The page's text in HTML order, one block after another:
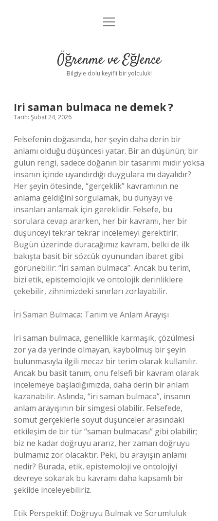
Anasayfa
Yasal Uyarı
menüyü
Öğrenme ve Eğlence
Bilgiyle dolu keyifli bir yolculuk!
Iri saman bulmaca ne demek ?
Tarih: Şubat 24, 2026
Felsefenin doğasında, her şeyin daha derin bir
anlamı olduğu düşüncesi yatar. Bir an düşünün; bir
gülün rengi, sadece doğanın bir tasarımı mıdır yoksa
insanın içinde uyandırdığı duygulara mı dayalıdır?
Her şeyin ötesinde, “gerçeklik” kavramının ne
anlama geldiğini sorgulamak, bu dünyayı ve
insanları anlamak için gereklidir. Felsefe, bu
sorulara cevap ararken, her bir kavramı, her bir
düşünceyi tekrar tekrar incelemeyi gerektirir.
Bugün üzerinde duracağımız kavram, belki de ilk
bakışta basit bir sözcük oyunundan ibaret gibi
görünebilir: “İri saman bulmaca”. Ancak bu terim,
bizi etik, epistemolojik ve ontolojik derinliklere
çekebilir, zihnimizdeki sınırları zorlayabilir.
İri Saman Bulmaca: Tanım ve Anlam Arayışı
İri saman bulmaca, genellikle karmaşık, çözülmesi
zor ya da yerinde olmayan, kaybolmuş bir şeyin
bulunmasıyla ilgili mecaz bir terim olarak kullanılır.
Ancak bu basit tanım, onu felsefi bir kavram olarak
incelemeye başladığımızda, daha derin bir anlam
kazanabilir. Aslında, “iri saman bulmaca”, insanın
anlam arayışının bir simgesi olabilir. Felsefede,
somut gerçeklerle soyut düşünceler arasındaki
etkileşim de bir tür “saman bulmacası” gibi olabilir;
biz ne kadar doğruyu ararız, her zaman doğruyu
bulmamız zor olacaktır. Peki, bu arayışın anlamı
nedir? Burada, etik, epistemoloji ve ontolojiyi
devreye sokarak bu kavramı daha kapsamlı bir
şekilde inceleyebiliriz.
Etik Perspektif: Doğruyu Bulmak ve Sorumluluk